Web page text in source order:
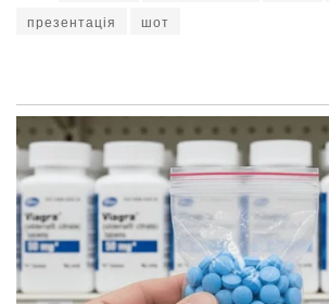
презентація
шот